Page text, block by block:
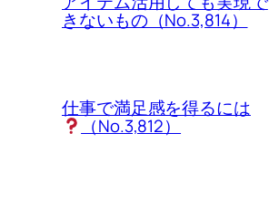
きないもの（No.3,814）
仕事で満足感を得るには
（No.3,812）